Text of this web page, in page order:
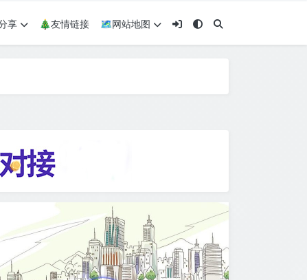
享 🎄友情链接 🗺网站地图